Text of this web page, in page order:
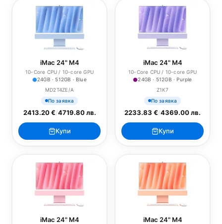
iMac 24" M4
10-Core CPU / 10-core GPU
24GB · 512GB · Blue
MD2T4ZE/A
По заявка
2413.20 €/4719.80 лв.
Купи
iMac 24" M4
10-Core CPU / 10-core GPU
24GB · 512GB · Purple
Z1K7
По заявка
2233.83 €/4369.00 лв.
Купи
iMac 24" M4 iMac 24" M4